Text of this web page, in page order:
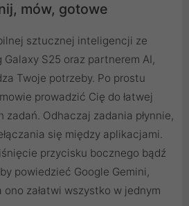
mów, gotowe
sztucznej inteligencji ze
S25 oraz partnerem AI,
Twoje potrzeby. Po prostu
prowadzić Cię do łatwej
Odhaczaj zadania płynnie,
się między aplikacjami.
przycisku bocznego bądź
powiedzieć Google Gemini,
załatwi wszystko w jednym